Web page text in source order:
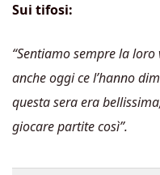
Sui tifosi:
“Sentiamo sempre la
anche oggi ce l’hanno
questa sera era
giocare partite così”.